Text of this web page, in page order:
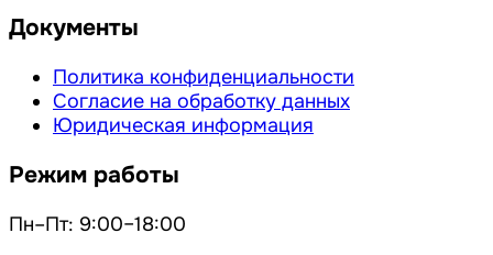
Документы
Политика конфиденциальности
Согласие на обработку данных
Юридическая информация
Режим работы
Пн–Пт: 9:00–18:00